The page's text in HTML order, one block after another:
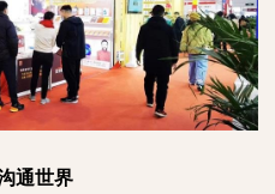
通世界